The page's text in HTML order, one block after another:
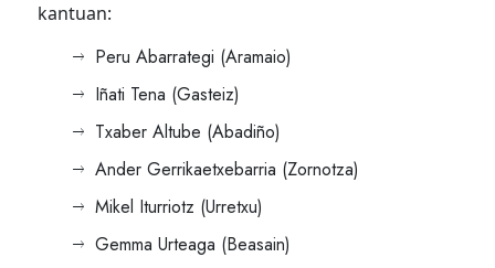
kantuan:
Peru Abarrategi (Aramaio)
Iñati Tena (Gasteiz)
Txaber Altube (Abadiño)
Ander Gerrikaetxebarria (Zornotza)
Mikel Iturriotz (Urretxu)
Gemma Urteaga (Beasain)